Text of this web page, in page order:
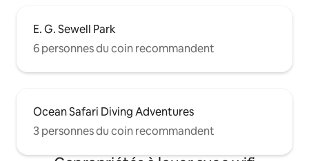
E. G. Sewell Park
6 personnes du coin recommandent
Ocean Safari Diving Adventures
3 personnes du coin recommandent